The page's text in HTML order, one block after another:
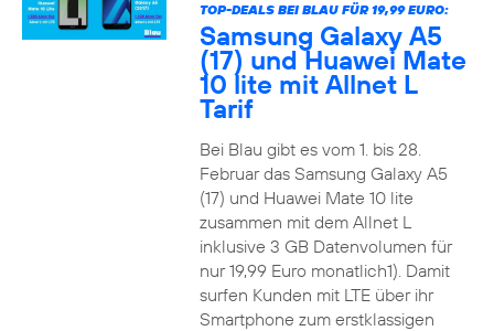
TOP-DEALS BEI BLAU FÜR 19,99 EURO:
Samsung Galaxy A5
(17) und Huawei Mate
10 lite mit Allnet L
Tarif
Bei Blau gibt es vom 1. bis 28.
Februar das Samsung Galaxy A5
(17) und Huawei Mate 10 lite
zusammen mit dem Allnet L
inklusive 3 GB Datenvolumen für
nur 19,99 Euro monatlich1). Damit
surfen Kunden mit LTE über ihr
Smartphone zum erstklassigen